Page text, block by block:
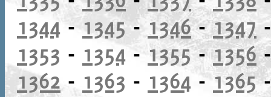
1344-1345- 1346-1347
1353 - 1354-1355-1356
1362 - 1363 - 1364 - 1365